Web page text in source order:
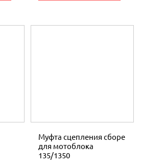
Муфта сцепления сборе
для мотоблока
135/1350